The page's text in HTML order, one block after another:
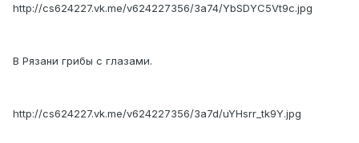
http://cs624227.vk.me/v624227356/3a74/YbSDYC5Vt9c.jpg
В Рязани грибы с глазами.
http://cs624227.vk.me/v624227356/3a7d/uYHsrr_tk9Y.jpg